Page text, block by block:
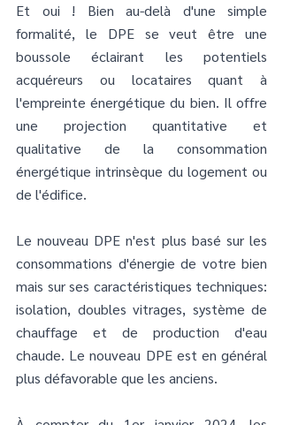
Et oui ! Bien au-delà d'une simple
formalité, le DPE se veut être une
boussole éclairant les potentiels
acquéreurs ou locataires quant à
l'empreinte énergétique du bien. Il offre
une projection quantitative et
qualitative de la consommation
énergétique intrinsèque du logement ou
de l'édifice.
Le nouveau DPE n'est plus basé sur les
consommations d'énergie de votre bien
mais sur ses caractéristiques techniques:
isolation, doubles vitrages, système de
chauffage et de production d'eau
chaude. Le nouveau DPE est en général
plus défavorable que les anciens.